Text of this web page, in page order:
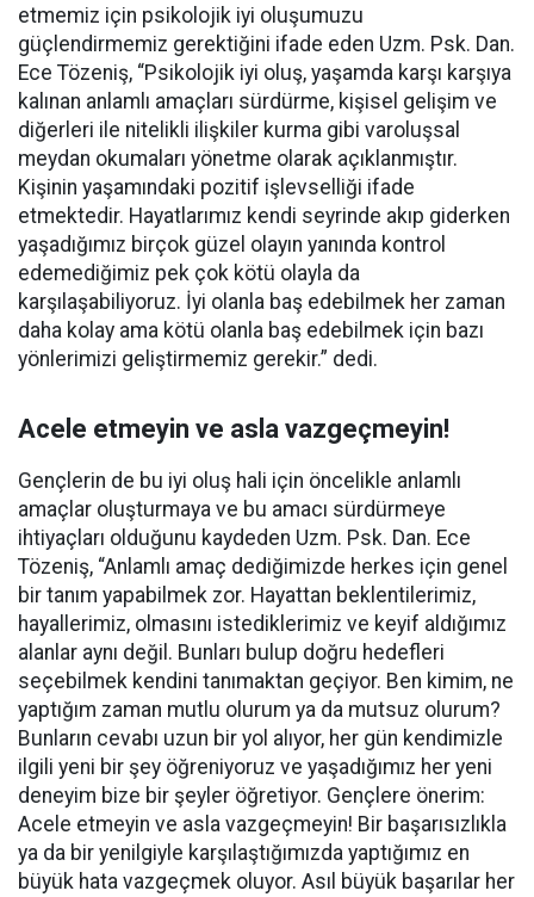
etmemiz için psikolojik iyi oluşumuzu
güçlendirmemiz gerektiğini ifade eden Uzm. Psk. Dan.
Ece Tözeniş, “Psikolojik iyi oluş, yaşamda karşı karşıya
kalınan anlamlı amaçları sürdürme, kişisel gelişim ve
diğerleri ile nitelikli ilişkiler kurma gibi varoluşsal
meydan okumaları yönetme olarak açıklanmıştır.
Kişinin yaşamındaki pozitif işlevselliği ifade
etmektedir. Hayatlarımız kendi seyrinde akıp giderken
yaşadığımız birçok güzel olayın yanında kontrol
edemediğimiz pek çok kötü olayla da
karşılaşabiliyoruz. İyi olanla baş edebilmek her zaman
daha kolay ama kötü olanla baş edebilmek için bazı
yönlerimizi geliştirmemiz gerekir.” dedi.
Acele etmeyin ve asla vazgeçmeyin!
Gençlerin de bu iyi oluş hali için öncelikle anlamlı
amaçlar oluşturmaya ve bu amacı sürdürmeye
ihtiyaçları olduğunu kaydeden Uzm. Psk. Dan. Ece
Tözeniş, “Anlamlı amaç dediğimizde herkes için genel
bir tanım yapabilmek zor. Hayattan beklentilerimiz,
hayallerimiz, olmasını istediklerimiz ve keyif aldığımız
alanlar aynı değil. Bunları bulup doğru hedefleri
seçebilmek kendini tanımaktan geçiyor. Ben kimim, ne
yaptığım zaman mutlu olurum ya da mutsuz olurum?
Bunların cevabı uzun bir yol alıyor, her gün kendimizle
ilgili yeni bir şey öğreniyoruz ve yaşadığımız her yeni
deneyim bize bir şeyler öğretiyor. Gençlere önerim:
Acele etmeyin ve asla vazgeçmeyin! Bir başarısızlıkla
ya da bir yenilgiyle karşılaştığımızda yaptığımız en
büyük hata vazgeçmek oluyor. Asıl büyük başarılar her